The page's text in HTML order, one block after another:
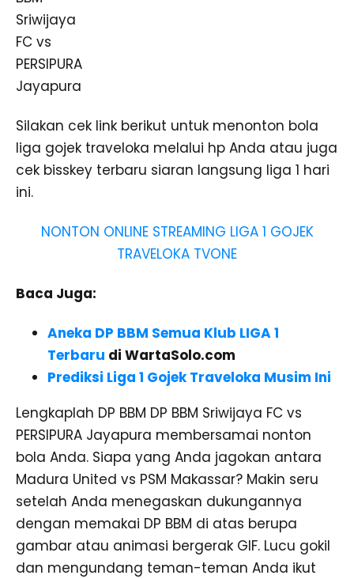
Silakan cek link berikut untuk menonton bola
liga gojek traveloka melalui hp Anda atau juga
cek bisskey terbaru siaran langsung liga 1 hari
ini.
NONTON ONLINE STREAMING LIGA 1 GOJEK
TRAVELOKA TVONE
Baca Juga:
Aneka DP BBM Semua Klub LIGA 1
Terbaru di WartaSolo.com
Prediksi Liga 1 Gojek Traveloka Musim Ini
Lengkaplah DP BBM DP BBM Sriwijaya FC vs
PERSIPURA Jayapura membersamai nonton
bola Anda. Siapa yang Anda jagokan antara
Madura United vs PSM Makassar? Makin seru
setelah Anda menegaskan dukungannya
dengan memakai DP BBM di atas berupa
gambar atau animasi bergerak GIF. Lucu gokil
dan mengundang teman-teman Anda ikut